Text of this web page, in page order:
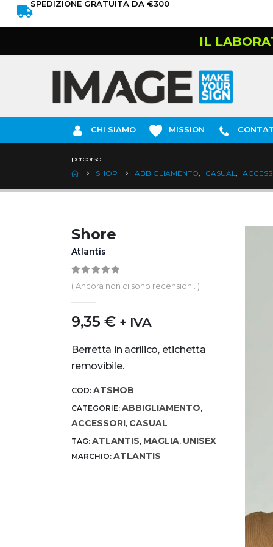
SPEDIZIONE GRATUITA DA €300
IL
CHI SIAMO MISSION
percorso:
SHOP
ABBIGLIAMENTO, CASUAL,
Shore
Atlantis
0out of 5
( Ancora non ci sono recensioni. )
9,35 € + IVA
Berretta in acrilico, etichetta
removibile.
COD: ATSHOB
CATEGORIE: ABBIGLIAMENTO,
ACCESSORI, CASUAL
TAG: ATLANTIS, MAGLIA, UNISEX
MARCHIO: ATLANTIS